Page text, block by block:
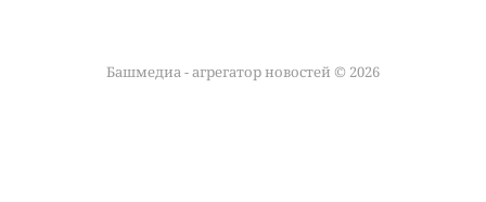
Башмедиа - агрегатор новостей © 2026